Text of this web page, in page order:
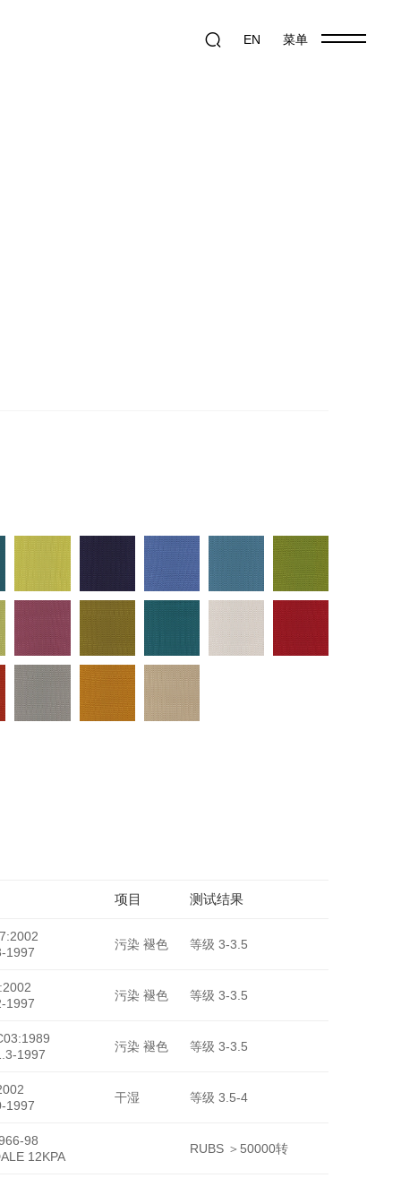
EN 菜单
项目 测试结果
1997
污染 褪色 等级 3-3.5
1997
污染 褪色 等级 3-3.5
1997
污染 褪色 等级 3-3.5
1997
干湿 等级 3.5-4
98
12KPA
RUBS ＞50000转